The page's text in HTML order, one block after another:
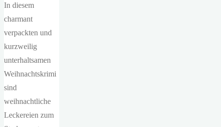
In diesem
charmant
verpackten und
kurzweilig
unterhaltsamen
Weihnachtskrimi
sind
weihnachtliche
Leckereien zum